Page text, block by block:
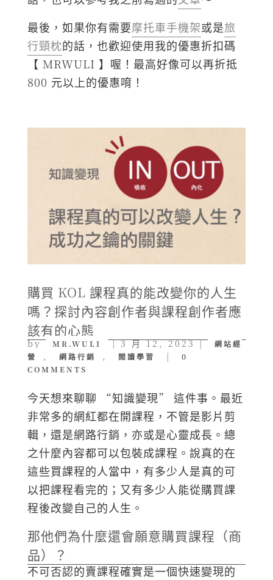
最後，如果你有需要摩托車手機架或是旅
行頸枕的話，也歡迎使用我的優惠折扣碼
【 MRWULI 】喔！最高好像可以再折抵
800 元以上的優惠唷！
購買 KOL 課程真的能改變你的人生
嗎？探討內容創作者與課程創作者應
該有的心態
by MR.WULI |3 月 12, 2023|
網站經
營
, 網路行銷 , 閱讀學習 |
0
COMMENTS
今天想來聊聊 “知識變現” 這件事。最近
非常多的網紅都在開課程，不管是影片剪
輯，還是網路行銷，亦或是心靈成長。總
之什麼內容都可以包裝成課程。說真的在
這些買課程的人當中，有多少人是真的可
以把課程看完的；又有多少人能從購買課
程後改變自己的人生。
那他們為什麼還會願意購買課程（商
品）？
不可否認的賣課程確實是一個快速變現的